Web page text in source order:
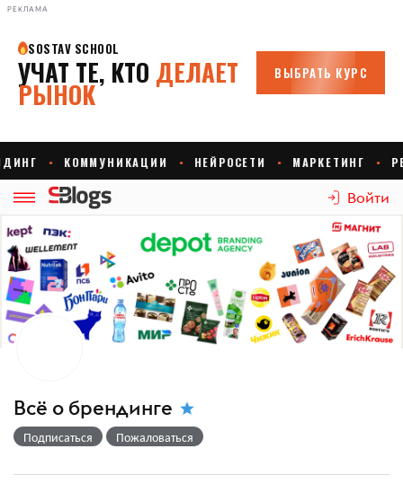
РЕКЛАМА
Войти
Всё о брендинге
Подписаться Пожаловаться